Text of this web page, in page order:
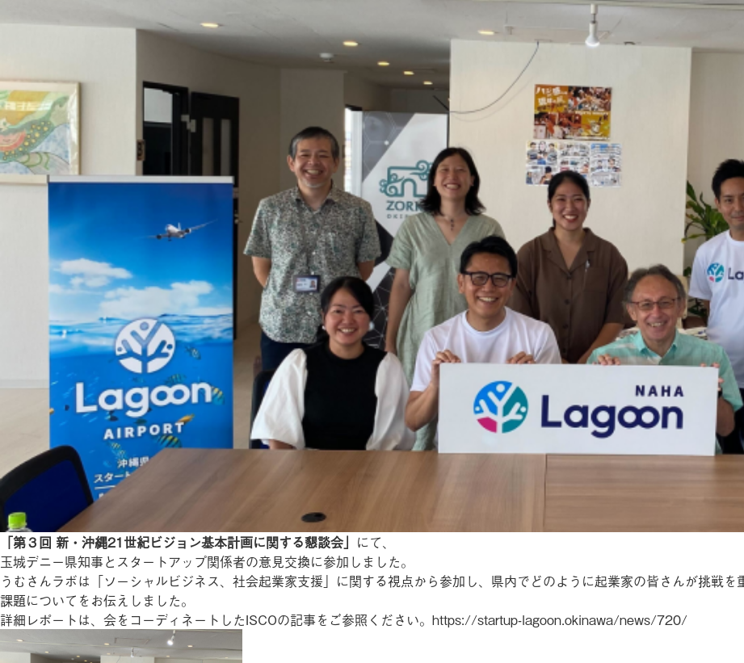
「第３回 新・沖縄21世紀ビジョン基本計画に関する懇談会」 にて、
玉城デニー県知事とスタートアップ関係者の意見交換に参加しました。
うむさんラボは「ソーシャルビジネス、社会起業家支援」に関する視点から参加し、県内でどのように起業家の皆さんが挑戦
課題についてをお伝えしました。
詳細レポートは、会をコーディネートしたISCOの記事をご参照ください。 https://startup-lagoon.okinawa/news/720/